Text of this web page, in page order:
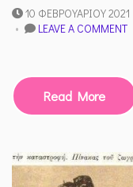
10 ΦΕΒΡΟΥΑΡΊΟΥ 2021
LEAVE A COMMENT
Read More